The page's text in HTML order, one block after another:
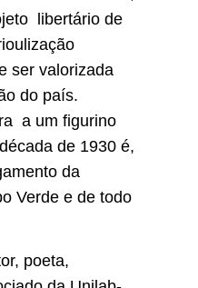
libertário de
ser valorizada
do país.
a um figurino
de 1930 é,
da
Verde e de todo
poeta,